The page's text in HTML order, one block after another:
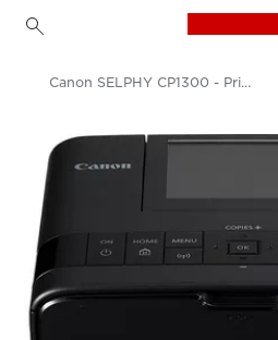
Canoni printerid
Canon SELPHY CP1300 - Printerid